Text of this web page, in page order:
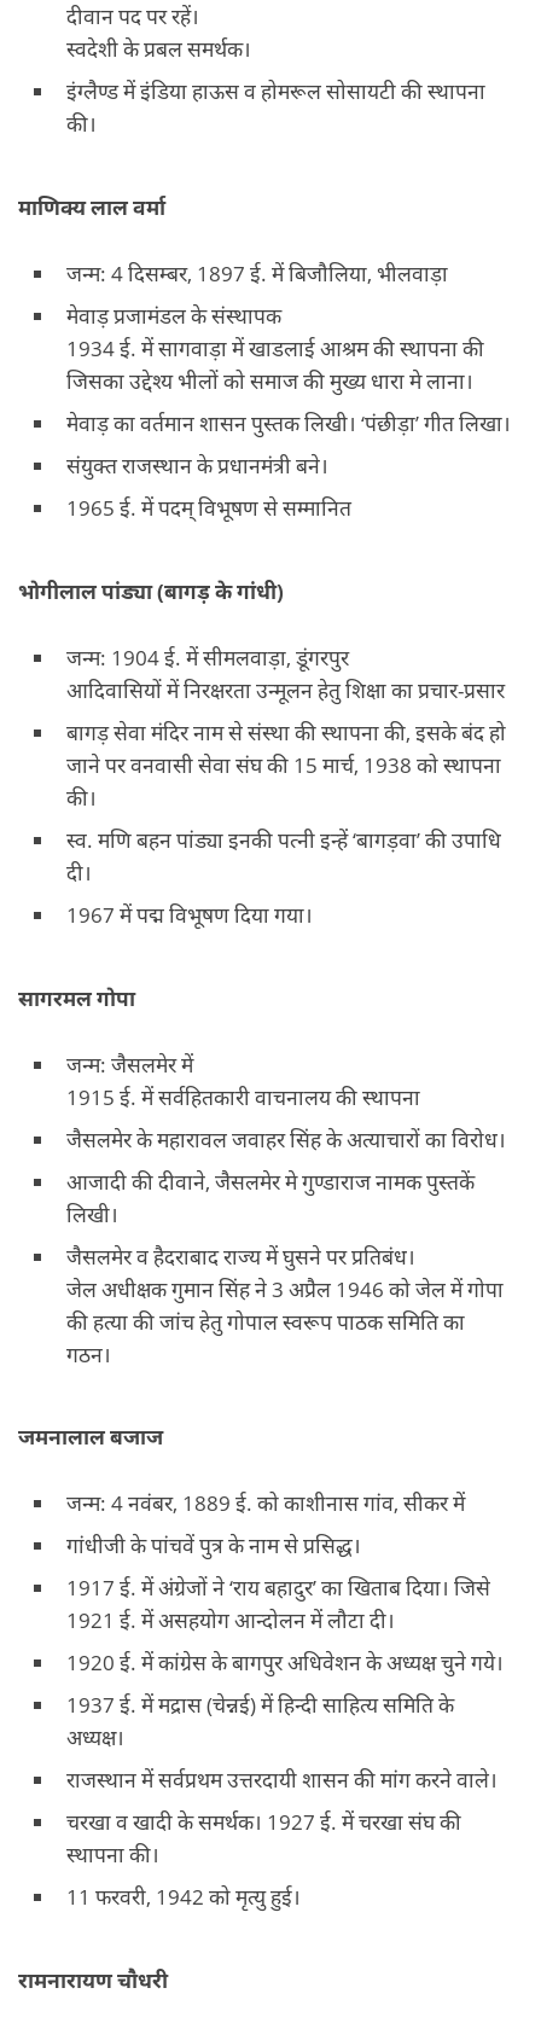
दीवान पद पर रहें।
स्वदेशी के प्रबल समर्थक।
इंग्लैण्ड में इंडिया हाऊस व होमरूल सोसायटी की स्थापना
की।
माणिक्य लाल वर्मा
जन्म: 4 दिसम्बर, 1897 ई. में बिजौलिया, भीलवाड़ा
मेवाड़ प्रजामंडल के संस्थापक
1934 ई. में सागवाड़ा में खाडलाई आश्रम की स्थापना की
जिसका उद्देश्य भीलों को समाज की मुख्य धारा मे लाना।
मेवाड़ का वर्तमान शासन पुस्तक लिखी। ‘पंछीड़ा’ गीत लिखा।
संयुक्त राजस्थान के प्रधानमंत्री बने।
1965 ई. में पदम् विभूषण से सम्मानित
भोगीलाल पांड्या (बागड़ के गांधी)
जन्म: 1904 ई. में सीमलवाड़ा, डूंगरपुर
आदिवासियों में निरक्षरता उन्मूलन हेतु शिक्षा का प्रचार-प्रसार
बागड़ सेवा मंदिर नाम से संस्था की स्थापना की, इसके बंद हो
जाने पर वनवासी सेवा संघ की 15 मार्च, 1938 को स्थापना
की।
स्व. मणि बहन पांड्या इनकी पत्नी इन्हें ‘बागड़वा’ की उपाधि
दी।
1967 में पद्म विभूषण दिया गया।
सागरमल गोपा
जन्म: जैसलमेर में
1915 ई. में सर्वहितकारी वाचनालय की स्थापना
जैसलमेर के महारावल जवाहर सिंह के अत्याचारों का विरोध।
आजादी की दीवाने, जैसलमेर मे गुण्डाराज नामक पुस्तकें
लिखी।
जैसलमेर व हैदराबाद राज्य में घुसने पर प्रतिबंध।
जेल अधीक्षक गुमान सिंह ने 3 अप्रैल 1946 को जेल में गोपा
की हत्या की जांच हेतु गोपाल स्वरूप पाठक समिति का
गठन।
जमनालाल बजाज
जन्म: 4 नवंबर, 1889 ई. को काशीनास गांव, सीकर में
गांधीजी के पांचवें पुत्र के नाम से प्रसिद्ध।
1917 ई. में अंग्रेजों ने ‘राय बहादुर’ का खिताब दिया। जिसे
1921 ई. में असहयोग आन्दोलन में लौटा दी।
1920 ई. में कांग्रेस के बागपुर अधिवेशन के अध्यक्ष चुने गये।
1937 ई. में मद्रास (चेन्नई) में हिन्दी साहित्य समिति के
अध्यक्ष।
राजस्थान में सर्वप्रथम उत्तरदायी शासन की मांग करने वाले।
चरखा व खादी के समर्थक। 1927 ई. में चरखा संघ की
स्थापना की।
11 फरवरी, 1942 को मृत्यु हुई।
रामनारायण चौधरी